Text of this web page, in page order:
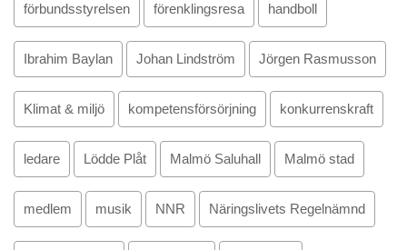
förbundsstyrelsen förenklingsresa handboll
Ibrahim Baylan Johan Lindström Jörgen Rasmusson
Klimat & miljö kompetensförsörjning konkurrenskraft
ledare Lödde Plåt Malmö Saluhall Malmö stad
medlem musik NNR Näringslivets Regelnämnd